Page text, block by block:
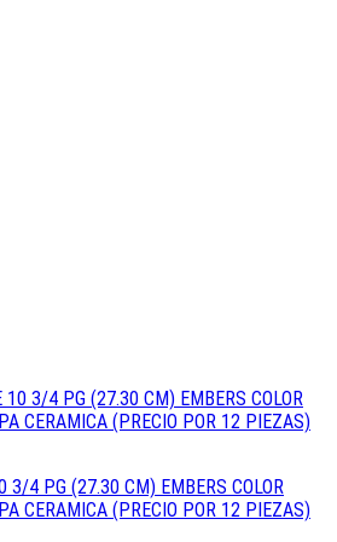
3/4 PG (27.30 CM) EMBERS COLOR
CERAMICA (PRECIO POR 12 PIEZAS)